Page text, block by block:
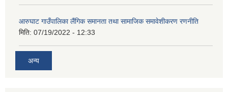
आरुघाट गाउँपालिका लैंगिक समानता तथा सामाजिक समावेशीकरण रणनीति
मिति: 07/19/2022 - 12:33
अन्य